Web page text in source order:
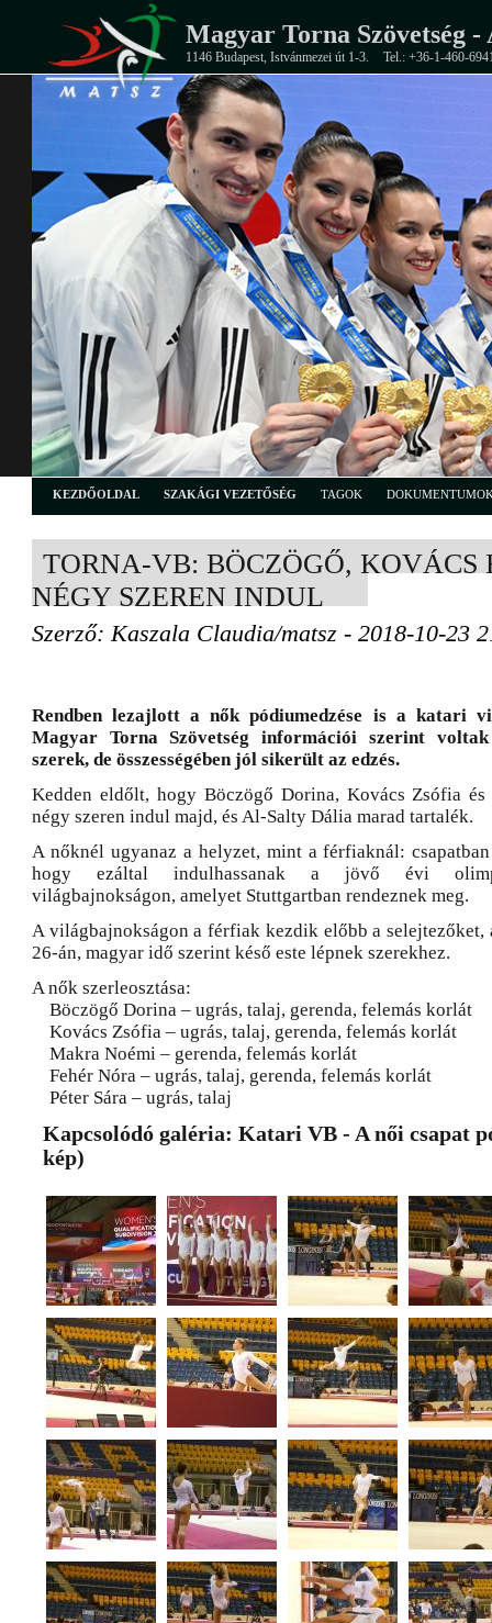
Magyar Torna Szövetség -
1146 Budapest, Istvánmezei út 1-3. Tel.: +36-1-460-
KEZDŐOLDAL SZAKÁGI VEZETŐSÉG TAGOK
TORNA-VB: BÖCZÖGŐ, KOVÁCS
NÉGY SZEREN INDUL
Szerző: Kaszala Claudia/matsz - 2018-10-23
Rendben lezajlott a nők pódiumedzése is a katari
Magyar Torna Szövetség információi szerint
szerek, de összességében jól sikerült az edzés.
Kedden eldőlt, hogy Böczögő Dorina, Kovács Zsófia
négy szeren indul majd, és Al-Salty Dália marad tartalék.
A nőknél ugyanaz a helyzet, mint a férfiaknál:
hogy ezáltal indulhassanak a jövő évi
világbajnokságon, amelyet Stuttgartban rendeznek meg.
A világbajnokságon a férfiak kezdik előbb a selejtezőket,
26-án, magyar idő szerint késő este lépnek szerekhez.
A nők szerleosztása:
Böczögő Dorina – ugrás, talaj, gerenda, felemás korlát
Kovács Zsófia – ugrás, talaj, gerenda, felemás korlát
Makra Noémi – gerenda, felemás korlát
Fehér Nóra – ugrás, talaj, gerenda, felemás korlát
Péter Sára – ugrás, talaj
Kapcsolódó galéria: Katari VB - A női csapat
kép)